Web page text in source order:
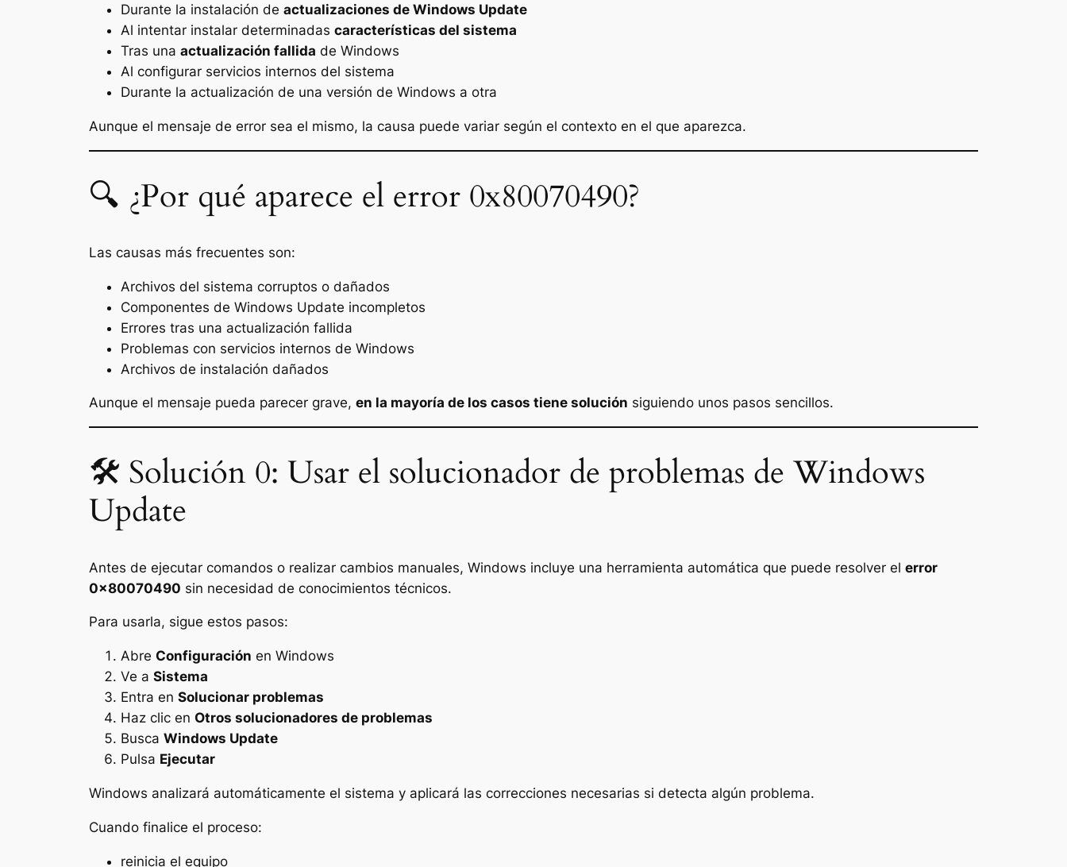
Durante la instalación de actualizaciones de Windows Update
Al intentar instalar determinadas características del sistema
Tras una actualización fallida de Windows
Al configurar servicios internos del sistema
Durante la actualización de una versión de Windows a otra
Aunque el mensaje de error sea el mismo, la causa puede variar según el contexto en el que aparezca.
🔍 ¿Por qué aparece el error 0x80070490?
Las causas más frecuentes son:
Archivos del sistema corruptos o dañados
Componentes de Windows Update incompletos
Errores tras una actualización fallida
Problemas con servicios internos de Windows
Archivos de instalación dañados
Aunque el mensaje pueda parecer grave, en la mayoría de los casos tiene solución siguiendo unos pasos sencillos.
🛠️ Solución 0: Usar el solucionador de problemas de Windows
Update
Antes de ejecutar comandos o realizar cambios manuales, Windows incluye una herramienta automática que puede resolver el error
0x80070490 sin necesidad de conocimientos técnicos.
Para usarla, sigue estos pasos:
Abre Configuración en Windows
Ve a Sistema
Entra en Solucionar problemas
Haz clic en Otros solucionadores de problemas
Busca Windows Update
Pulsa Ejecutar
Windows analizará automáticamente el sistema y aplicará las correcciones necesarias si detecta algún problema.
Cuando finalice el proceso:
reinicia el equipo